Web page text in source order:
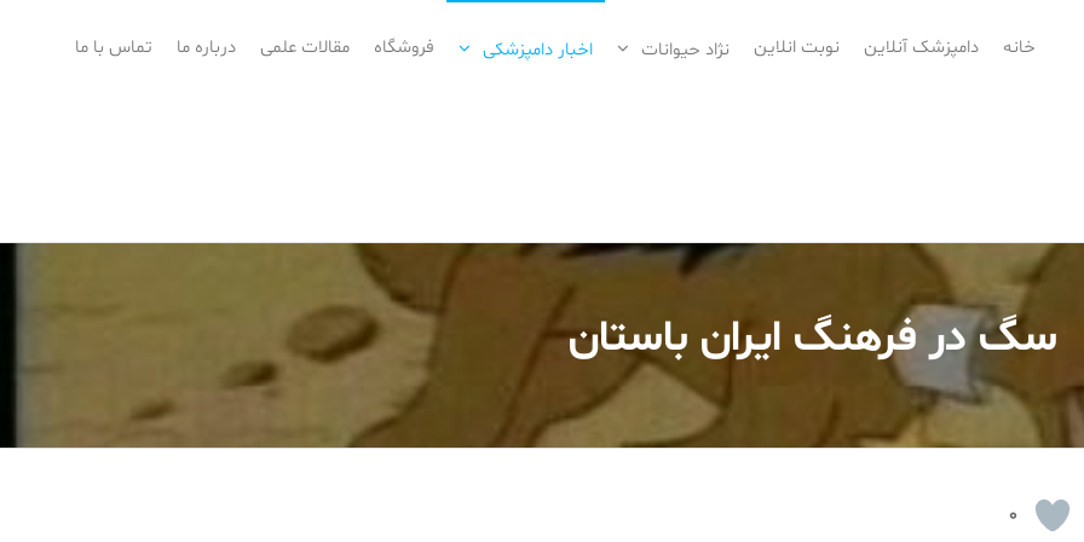
تماس با ما درباره ما مقالات علمی فروشگاه اخبار دامپزشکی نژاد حیوانات نوبت انلاین دامپزشک آنلاین خانه
سگ در فرهنگ ایران باستان
0